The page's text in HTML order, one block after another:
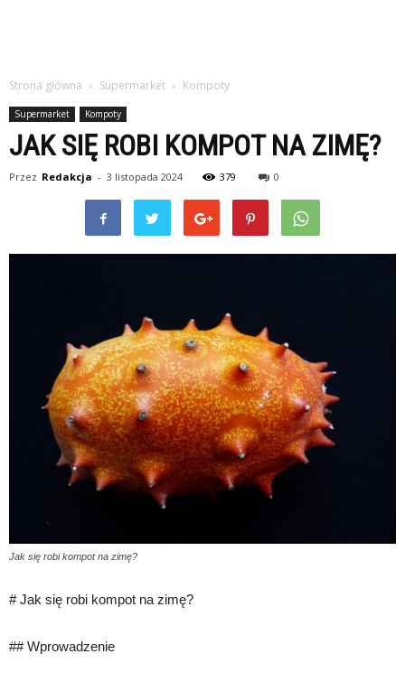
Strona główna Supermarket Kompoty
Supermarket Kompoty
JAK SIĘ ROBI KOMPOT NA ZIMĘ?
Przez Redakcja - 3 listopada 2024 379 0
Jak się robi kompot na zimę?
# Jak się robi kompot na zimę?
## Wprowadzenie